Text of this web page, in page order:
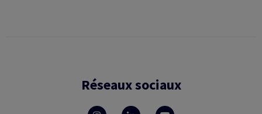
Réseaux sociaux